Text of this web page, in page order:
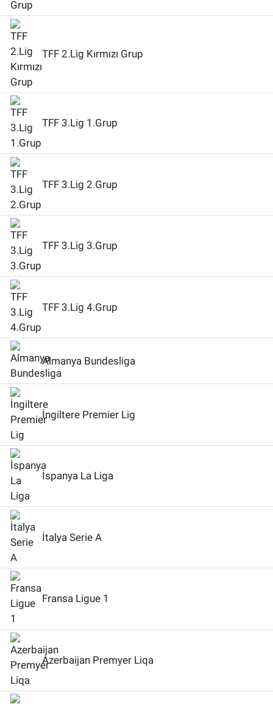
TFF 2.Lig Kırmızı Grup
TFF 3.Lig 1.Grup
TFF 3.Lig 2.Grup
TFF 3.Lig 3.Grup
TFF 3.Lig 4.Grup
Almanya Bundesliga
İngiltere Premier Lig
İspanya La Liga
İtalya Serie A
Fransa Ligue 1
Azerbaijan Premyer Liqa